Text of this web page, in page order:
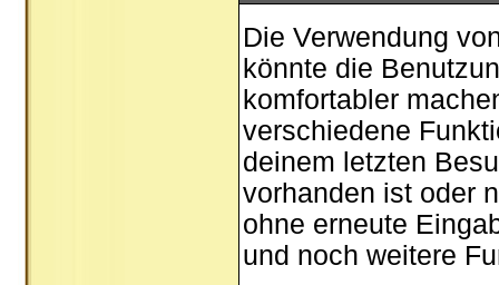
Die Verwendung
könnte die
komfortabler
verschiedene
deinem letzten
vorhanden ist oder
ohne erneute
und noch weitere